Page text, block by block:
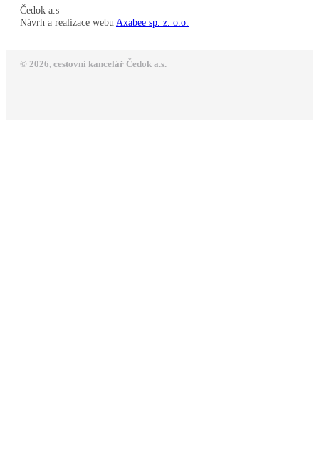
Čedok a.s
Návrh a realizace webu Axabee sp. z. o.o.
© 2026, cestovní kancelář Čedok a.s.